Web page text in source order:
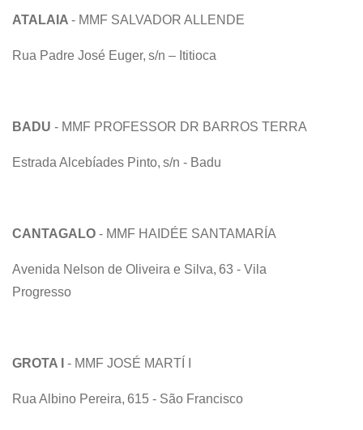
ATALAIA - MMF SALVADOR ALLENDE
Rua Padre José Euger, s/n – Ititioca
BADU - MMF PROFESSOR DR BARROS TERRA
Estrada Alcebíades Pinto, s/n - Badu
CANTAGALO - MMF HAIDÉE SANTAMARÍA
Avenida Nelson de Oliveira e Silva, 63 - Vila
Progresso
GROTA I - MMF JOSÉ MARTÍ I
Rua Albino Pereira, 615 - São Francisco